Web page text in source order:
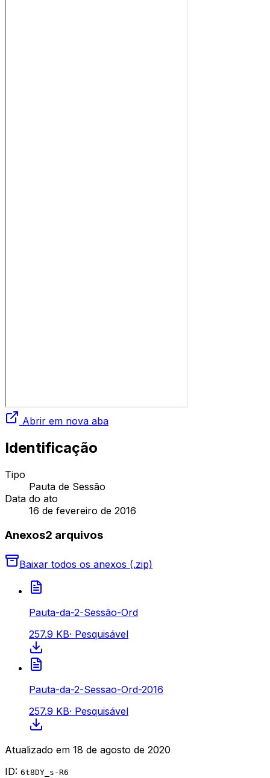
Abrir em nova aba
Identificação
Tipo
Pauta de Sessão
Data do ato
16 de fevereiro de 2016
Anexos2 arquivos
Baixar todos os anexos (.zip)
Pauta-da-2-Sessão-Ord
257.9 KB· Pesquisável
Pauta-da-2-Sessao-Ord-2016
257.9 KB· Pesquisável
Atualizado em 18 de agosto de 2020
ID: 6t8DY_s-R6